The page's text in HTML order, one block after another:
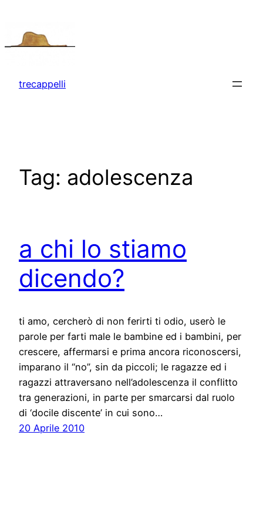
contenuto
trecappelli
Tag: adolescenza
a chi lo stiamo
dicendo?
ti amo, cercherò di non ferirti ti odio, userò le
parole per farti male le bambine ed i bambini, per
crescere, affermarsi e prima ancora riconoscersi,
imparano il “no”, sin da piccoli; le ragazze ed i
ragazzi attraversano nell’adolescenza il conflitto
tra generazioni, in parte per smarcarsi dal ruolo
di ‘docile discente’ in cui sono…
20 Aprile 2010